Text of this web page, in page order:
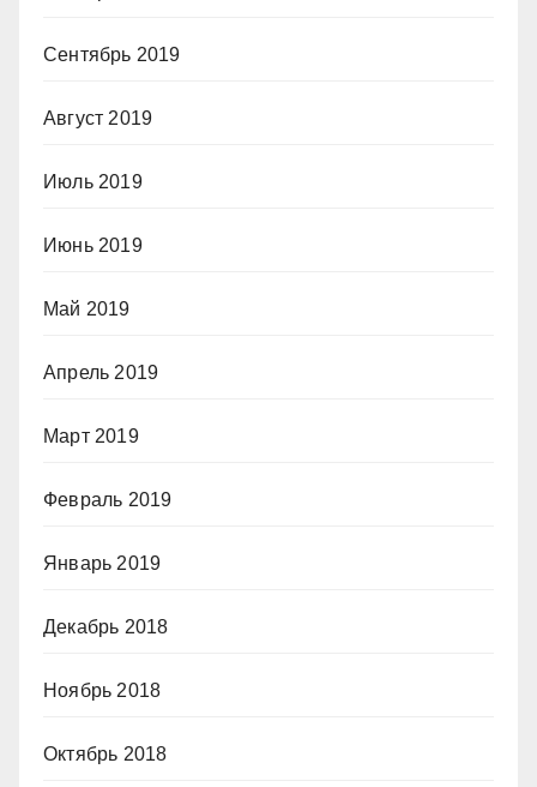
Сентябрь 2019
Август 2019
Июль 2019
Июнь 2019
Май 2019
Апрель 2019
Март 2019
Февраль 2019
Январь 2019
Декабрь 2018
Ноябрь 2018
Октябрь 2018